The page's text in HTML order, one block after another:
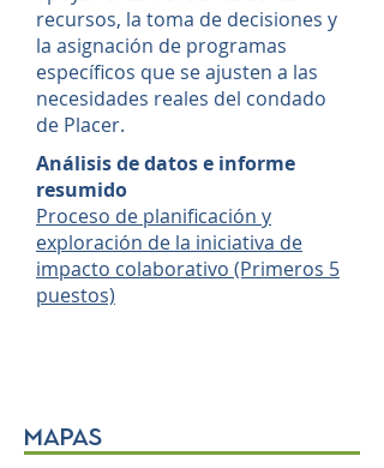
recursos, la toma de decisiones y
la asignación de programas
específicos que se ajusten a las
necesidades reales del condado
de Placer.
Análisis de datos e informe
resumido
Proceso de planificación y
exploración de la iniciativa de
impacto colaborativo (Primeros 5
puestos)
mapas